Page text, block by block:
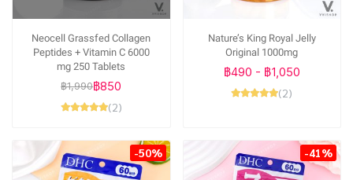
Neocell Grassfed Collagen
Peptides + Vitamin C 6000
mg 250 Tablets
฿1,990฿850
(2)
Nature’s King Royal Jelly
Original 1000mg
฿490 - ฿1,050
(2)
-50% -41%